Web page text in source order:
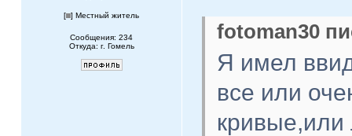
[ ] Местный житель
Сообщения: 234
Откуда: г. Гомель
fotoman30
Я имел
все или
кривые,или